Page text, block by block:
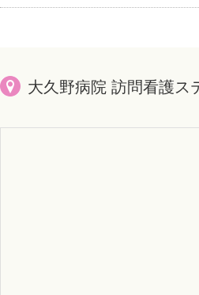
大久野病院 訪問看護ス